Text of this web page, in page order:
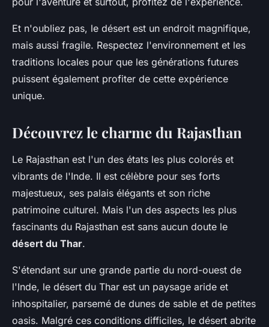
Et n'oubliez pas, le désert est un endroit magnifique,
mais aussi fragile. Respectez l'environnement et les
traditions locales pour que les générations futures
puissent également profiter de cette expérience
unique.
Découvrez le charme du Rajasthan
Le Rajasthan est l'un des états les plus colorés et
vibrants de l'Inde. Il est célèbre pour ses forts
majestueux, ses palais élégants et son riche
patrimoine culturel. Mais l'un des aspects les plus
fascinants du Rajasthan est sans aucun doute le
désert du Thar.
S'étendant sur une grande partie du nord-ouest de
l'Inde, le désert du Thar est un paysage aride et
inhospitalier, parsemé de dunes de sable et de petites
oasis. Malgré ces conditions difficiles, le désert abrite